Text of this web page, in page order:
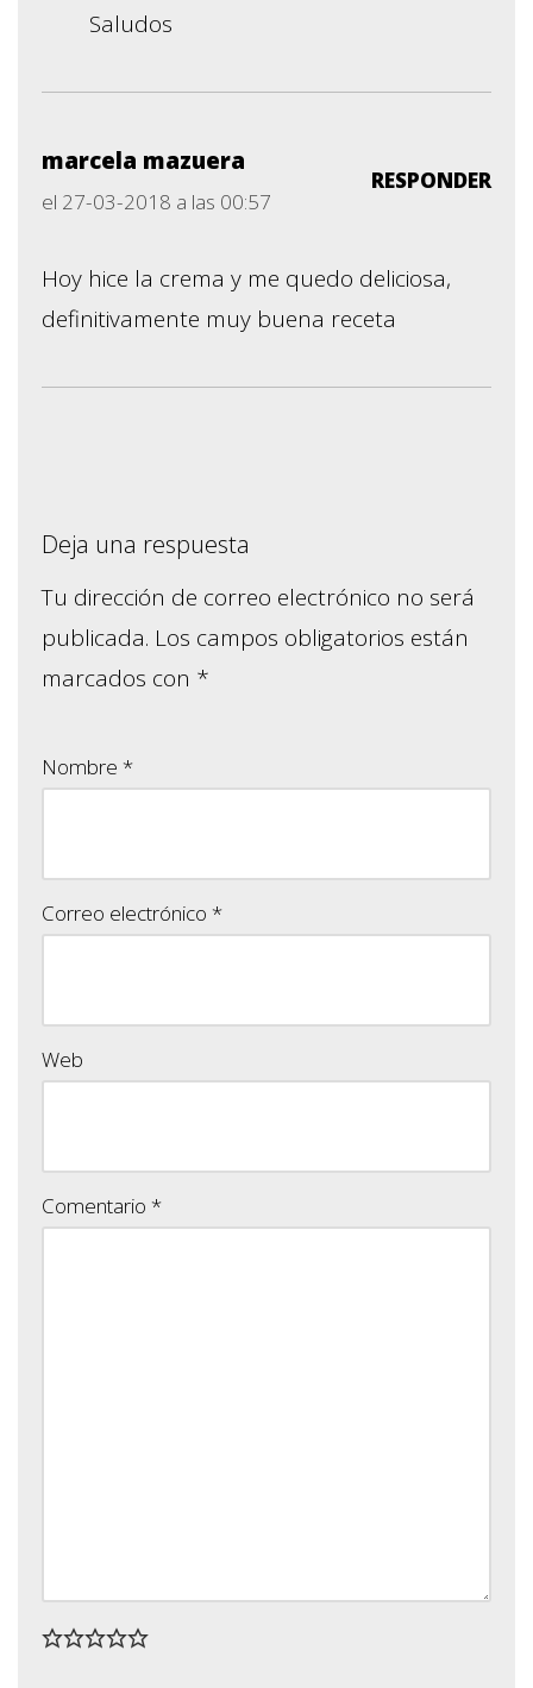
Saludos
marcela mazuera
el 27-03-2018 a las 00:57
RESPONDER
Hoy hice la crema y me quedo deliciosa,
definitivamente muy buena receta
Deja una respuesta
Tu dirección de correo electrónico no será
publicada. Los campos obligatorios están
marcados con *
Nombre *
Correo electrónico *
Web
Comentario *